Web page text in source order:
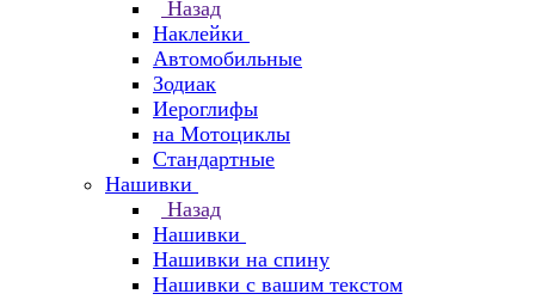
Назад
Наклейки
Автомобильные
Зодиак
Иероглифы
на Мотоциклы
Стандартные
Нашивки
Назад
Нашивки
Нашивки на спину
Нашивки с вашим текстом